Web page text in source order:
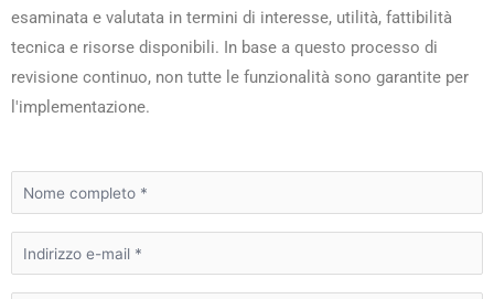
esaminata e valutata in termini di interesse, utilità, fattibilità
tecnica e risorse disponibili. In base a questo processo di
revisione continuo, non tutte le funzionalità sono garantite per
l'implementazione.